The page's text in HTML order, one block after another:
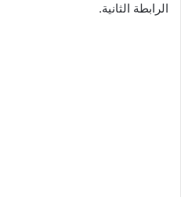
الرابطة الثانية.